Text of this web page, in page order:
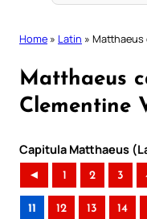
Home » Latin » Matthaeus
Matthaeus
Clementine
Capitula Matthaeus
◄ 1 2 3
11 12 13 14